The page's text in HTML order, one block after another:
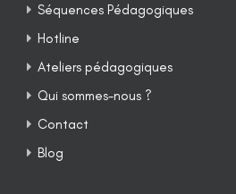
Séquences Pédagogiques
Hotline
Ateliers pédagogiques
Qui sommes-nous ?
Contact
Blog